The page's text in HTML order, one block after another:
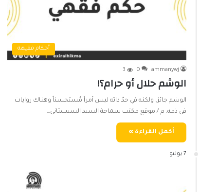
أحكام فقيهة
ammanywj
0
3
الوشم حلال أو حرام؟!
الوشم جائز، ولكنه في حدّ ذاته ليس أمراً مُستحسناً وهناك روايات
في ذمه. م / موقع مكتب سماحة السيد السيستاني…
أكمل القراءة »
7 يوليو